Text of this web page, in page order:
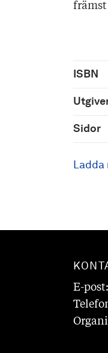
ISBN
Sidor
E-post: